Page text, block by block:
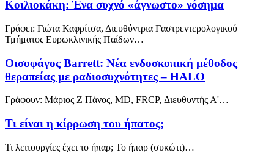
Κοιλιοκάκη: Ένα συχνό «άγνωστο» νόσημα
Γράφει: Γιώτα Καφρίτσα, Διευθύντρια Γαστρεντερολογικού
Τμήματος Ευρωκλινικής Παίδων…
Οισοφάγος Barrett: Νέα ενδοσκοπική μέθοδος
θεραπείας με ραδιοσυχνότητες – HALO
Γράφουν: Μάριος Ζ Πάνος, MD, FRCP, Διευθυντής Α'…
Τι είναι η κίρρωση του ήπατος;
Τι λειτουργίες έχει το ήπαρ; Το ήπαρ (συκώτι)…